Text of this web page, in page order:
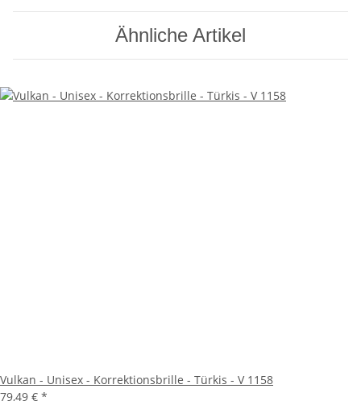
Ähnliche Artikel
Vulkan - Unisex - Korrektionsbrille - Türkis - V 1158
79,49 € *